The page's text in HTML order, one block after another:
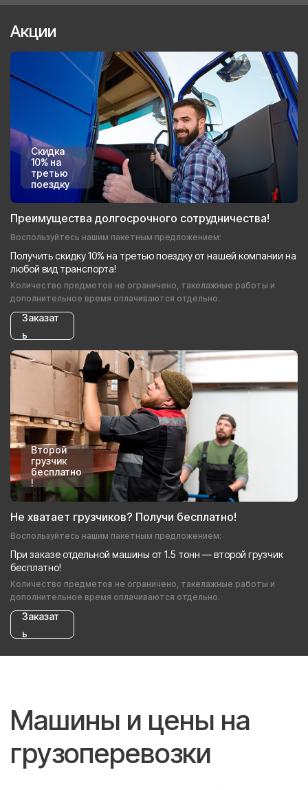
Акции
Скидка
10% на
третью
поездку
Преимущества долгосрочного сотрудничества!
Воспользуйтесь нашим пакетным предложением:
Получить скидку 10% на третью поездку от нашей компании на
любой вид транспорта!
Количество предметов не ограничено, такелажные работы и
дополнительное время оплачиваются отдельно.
Заказат
ь
Второй
грузчик
бесплатно
!
Не хватает грузчиков? Получи бесплатно!
Воспользуйтесь нашим пакетным предложением:
При заказе отдельной машины от 1.5 тонн — второй грузчик
бесплатно!
Количество предметов не ограничено, такелажные работы и
дополнительное время оплачиваются отдельно.
Заказат
ь
Машины и цены на
грузоперевозки